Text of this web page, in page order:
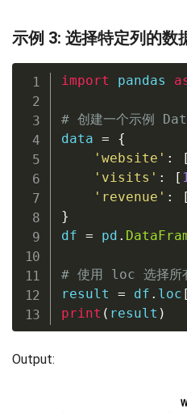
示例 3: 选择特定列的数
import pandas
# 创建一个示例
data =
{
'website' : [
'visits' : [
'revenue' : [
}
df = pd .
# 使用 loc 选择
result = df . loc [
print ( result )
Output: